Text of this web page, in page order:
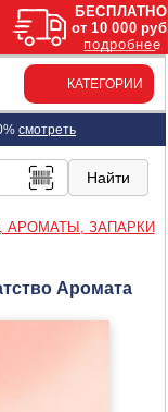
КАТЕГОРИИ
смотреть
АРОМАТЫ, ЗАПАРКИ
Аромата